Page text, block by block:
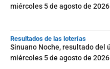
miércoles 5 de agosto de 2026
Resultados de las loterías
Sinuano Noche, resultado del
miércoles 5 de agosto de 2026